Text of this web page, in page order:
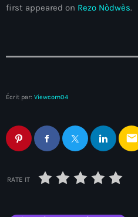
‘Pwogram Biden
#freecarel
first appeared on Rezo Nòdwès.
Écrit par: Viewcom04
email
RATE IT